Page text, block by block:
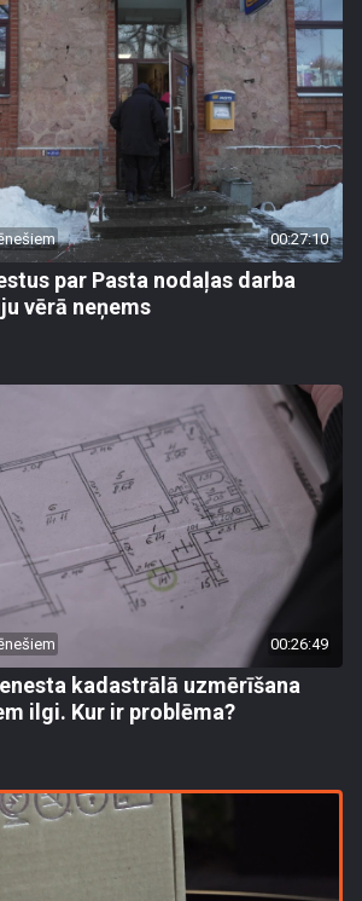
00:27:10
par Pasta nodaļas darba
vērā neņems
00:26:49
kadastrālā uzmērīšana
ilgi. Kur ir problēma?